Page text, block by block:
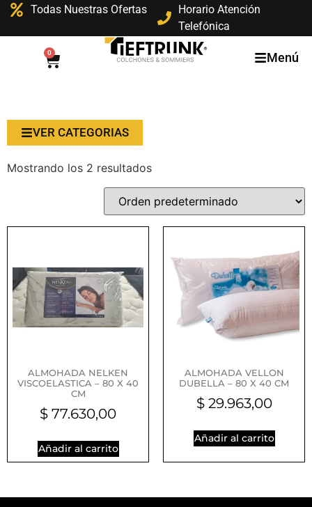
Todas Nuestras Ofertas
Horario Atención
Telefónica
0 Menú
VER CATEGORIAS
Mostrando los 2 resultados
ALMOHADA NELKEN
VISCOELASTICA – 80 X 40
CM
$ 77.630,00
Añadir al carrito
ALMOHADA VELLON
DUBELLA – 80 X 40 CM
$29.963,00
Añadir al carrito